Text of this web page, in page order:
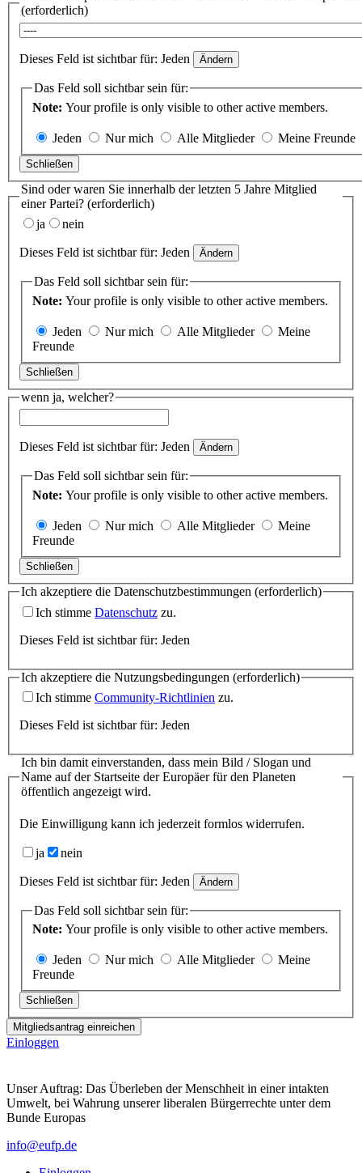
(erforderlich)
Dieses Feld ist sichtbar für: Jeden Ändern
Das Feld soll sichtbar sein für:
Note: Your profile is only visible to other active members.
Jeden Nur mich Alle Mitglieder Meine Freunde
Schließen
Sind oder waren Sie innerhalb der letzten 5 Jahre Mitglied
einer Partei? (erforderlich)
ja
nein
Dieses Feld ist sichtbar für: Jeden Ändern
Das Feld soll sichtbar sein für:
Note: Your profile is only visible to other active members.
Jeden Nur mich Alle Mitglieder
Meine
Freunde
Schließen
wenn ja, welcher?
Dieses Feld ist sichtbar für: Jeden Ändern
Das Feld soll sichtbar sein für:
Note: Your profile is only visible to other active members.
Jeden Nur mich Alle Mitglieder
Meine
Freunde
Schließen
Ich akzeptiere die Datenschutzbestimmungen (erforderlich)
Ich stimme Datenschutz zu.
Dieses Feld ist sichtbar für: Jeden
Ich akzeptiere die Nutzungsbedingungen (erforderlich)
Ich stimme Community-Richtlinien zu.
Dieses Feld ist sichtbar für: Jeden
Ich bin damit einverstanden, dass mein Bild / Slogan und
Name auf der Startseite der Europäer für den Planeten
öffentlich angezeigt wird.
Die Einwilligung kann ich jederzeit formlos widerrufen.
ja nein
Dieses Feld ist sichtbar für: Jeden Ändern
Das Feld soll sichtbar sein für:
Note: Your profile is only visible to other active members.
Jeden Nur mich Alle Mitglieder
Meine
Freunde
Schließen
Mitgliedsantrag einreichen
Einloggen
Unser Auftrag: Das Überleben der Menschheit in einer intakten
Umwelt, bei Wahrung unserer liberalen Bürgerrechte unter dem
Bunde Europas
info@eufp.de